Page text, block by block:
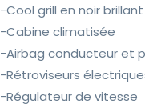
-Cool grill en noir brillant
-Cabine climatisée
-Airbag conducteur et
-Rétroviseurs
-Régulateur de vitesse